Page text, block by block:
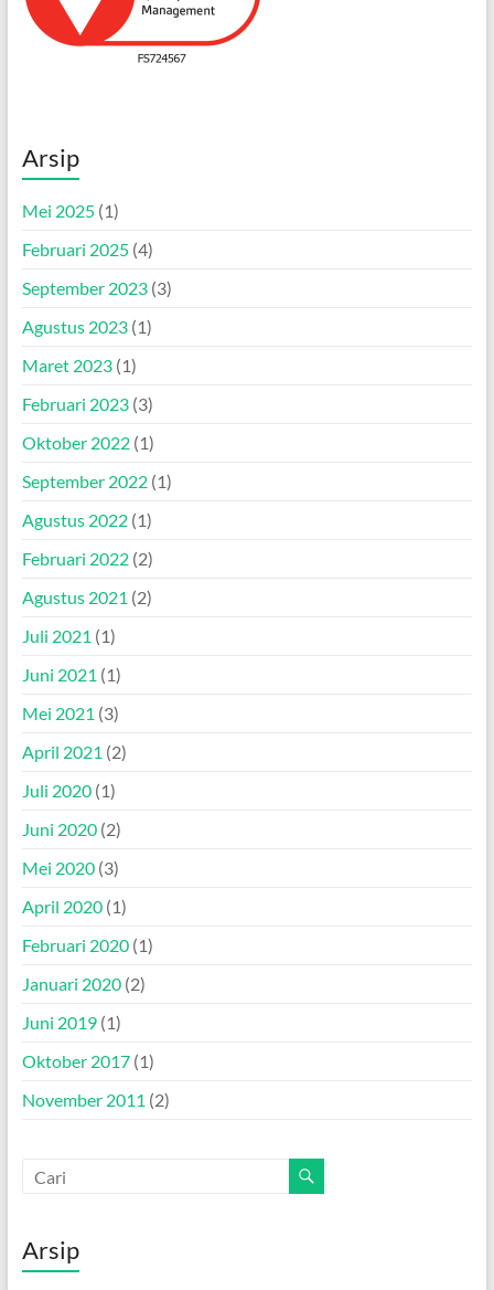
Arsip
Mei 2025(1)
Februari 2025(4)
September 2023(3)
Agustus 2023(1)
Maret 2023(1)
Februari 2023(3)
Oktober 2022(1)
September 2022(1)
Agustus 2022(1)
Februari 2022(2)
Agustus 2021 (2)
Juli 2021 (1)
Juni 2021 (1)
Mei 2021 (3)
April 2021 (2)
Juli 2020(1)
Juni 2020(2)
Mei 2020(3)
April 2020(1)
Februari 2020(1)
Januari 2020(2)
Juni 2019(1)
Oktober 2017(1)
November 2011 (2)
Arsip